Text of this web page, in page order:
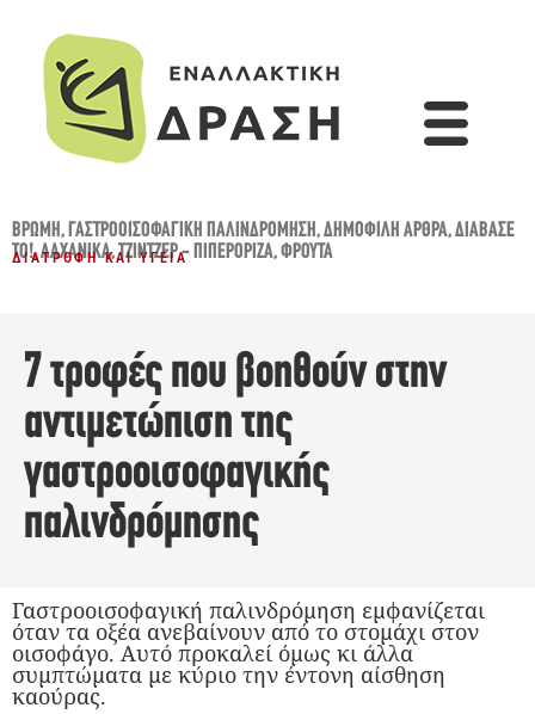
ΒΡΏΜΗ,ΓΑΣΤΡΟΟΙΣΟΦΑΓΙΚΉ ΠΑΛΙΝΔΡΌΜΗΣΗ,ΔΗΜΟΦΙΛΉ ΆΡΘΡΑ,ΔΙΆΒΑΣΈ
ΤΟ!,ΛΑΧΑΝΙΚΆ,ΤΖΊΝΤΖΕΡ - ΠΙΠΕΡΌΡΙΖΑ,ΦΡΟΎΤΑ
ΔΙΑΤΡΟΦΉ ΚΑΙ ΥΓΕΊΑ
7 τροφές που βοηθούν στην
αντιμετώπιση της
γαστροοισοφαγικής
παλινδρόμησης
Γαστροοισοφαγική παλινδρόμηση εμφανίζεται
όταν τα οξέα ανεβαίνουν από το στομάχι στον
οισοφάγο. Αυτό προκαλεί όμως κι άλλα
συμπτώματα με κύριο την έντονη αίσθηση
καούρας.